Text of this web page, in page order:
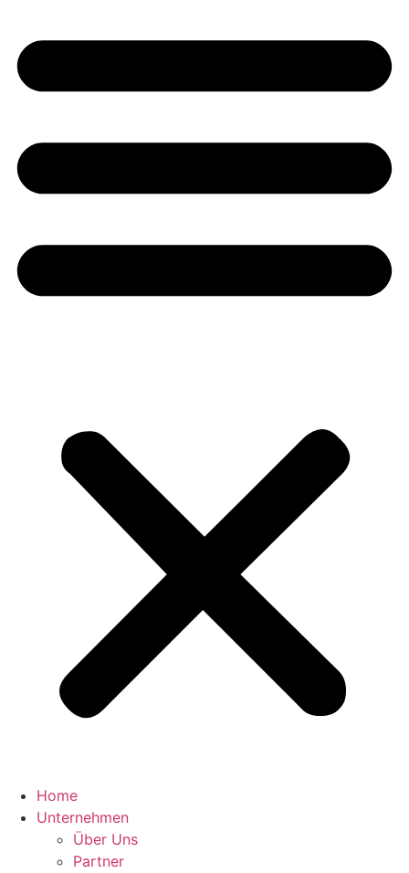
Home
Unternehmen
Über Uns
Partner